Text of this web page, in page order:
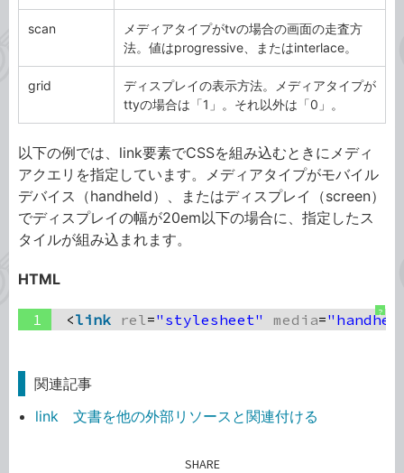
scan
メディアタイプがtvの場合の画面の走査方
法。値はprogressive、またはinterlace。
grid
ディスプレイの表示方法。メディアタイプが
ttyの場合は「1」。それ以外は「0」。
以下の例では、link要素でCSSを組み込むときにメディ
アクエリを指定しています。メディアタイプがモバイル
デバイス（handheld）、またはディスプレイ（screen）
でディスプレイの幅が20em以下の場合に、指定したス
タイルが組み込まれます。
HTML
?
1 <link rel="stylesheet" media=
関連記事
link 文書を他の外部リソースと関連付ける
SHARE